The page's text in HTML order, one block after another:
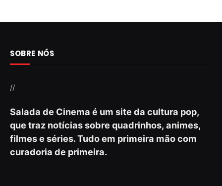
SOBRE NÓS
//
Salada de Cinema é um site da cultura pop,
que traz notícias sobre quadrinhos, animes,
filmes e séries. Tudo em primeira mão com
curadoria de primeira.